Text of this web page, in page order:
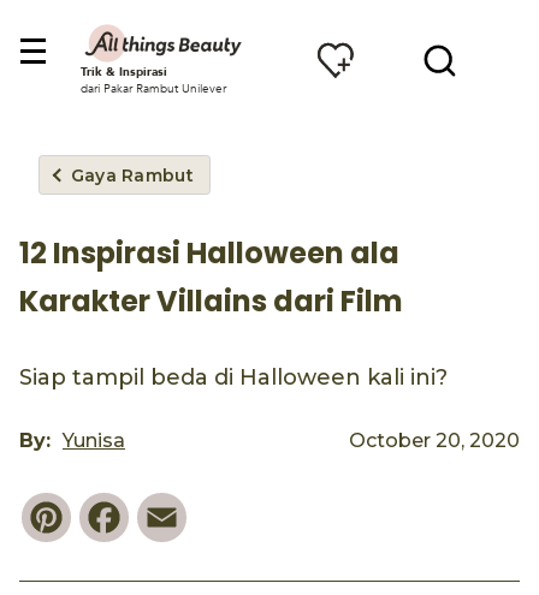
Trik & Inspirasi
dari Pakar Rambut Unilever
Gaya Rambut
12 Inspirasi Halloween ala
Karakter Villains dari Film
Siap tampil beda di Halloween kali ini?
By: Yunisa October 20, 2020
PinterestFacebook